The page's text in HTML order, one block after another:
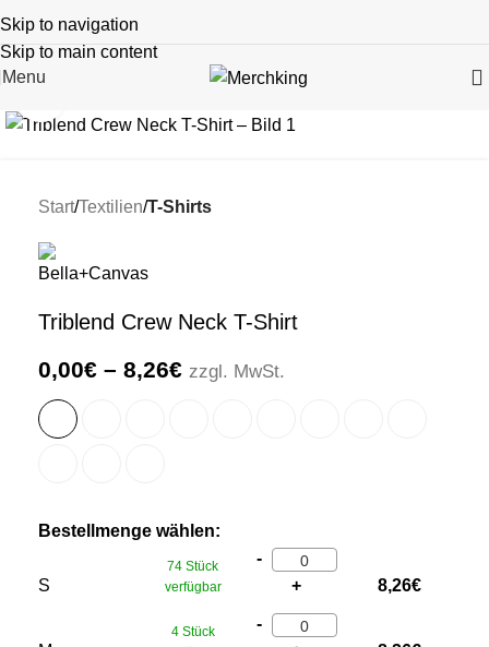
Skip to navigation
Skip to main content
Menu
Start Textilien T-Shirts
Triblend Crew Neck T-Shirt
0,00€ – 8,26€ zzgl. MwSt.
Bestellmenge wählen:
S
74 Stück
verfügbar
-
+
8,26€
4 Stück
-